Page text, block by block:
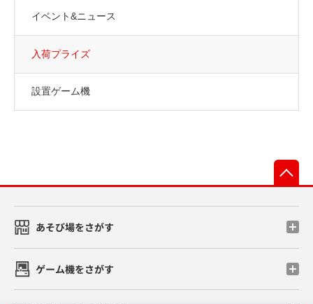
イベント&ニュース
入荷プライズ
設置ゲーム機
あそび場をさがす
ゲーム機をさがす